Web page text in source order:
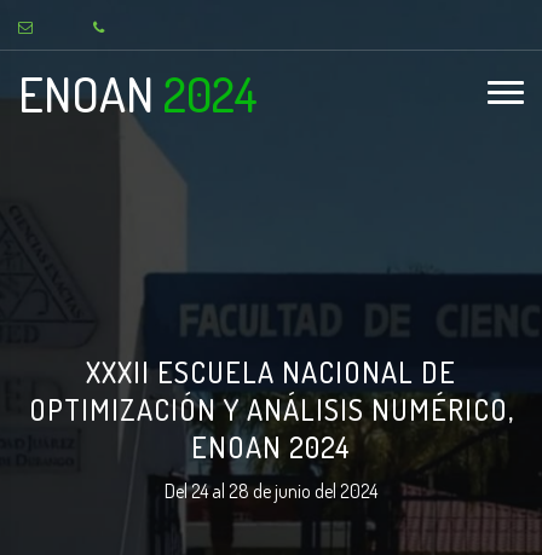
ENOAN 2024
XXXII ESCUELA NACIONAL DE
OPTIMIZACIÓN Y ANÁLISIS NUMÉRICO,
ENOAN 2024
Del 24 al 28 de junio del 2024